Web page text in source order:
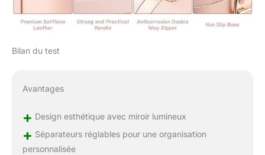
autres marques,
organisateur de
maquillage
miroir ne se cassera
pas si facilement.
Bilan du test
Avantages
+ Design esthétique avec miroir lumineux
+ Séparateurs réglables pour une organisation
personnalisée